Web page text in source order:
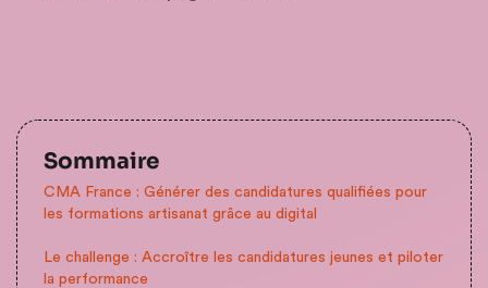
Sommaire
CMA France : Générer des candidatures qualifiées pour
les formations artisanat grâce au digital
Le challenge : Accroître les candidatures jeunes et piloter
la performance